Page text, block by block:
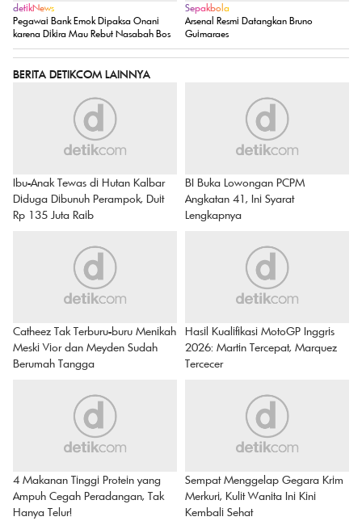
detikNews
Pegawai Bank Emok Dipaksa Onani
karena Dikira Mau Rebut Nasabah Bos
Sepakbola
Arsenal Resmi Datangkan Bruno
Guimaraes
BERITA DETIKCOM LAINNYA
Ibu-Anak Tewas di Hutan Kalbar
Diduga Dibunuh Perampok, Duit
Rp 135 Juta Raib
BI Buka Lowongan PCPM
Angkatan 41, Ini Syarat
Lengkapnya
Catheez Tak Terburu-buru Menikah
Meski Vior dan Meyden Sudah
Berumah Tangga
Hasil Kualifikasi MotoGP Inggris
2026: Martin Tercepat, Marquez
Tercecer
4 Makanan Tinggi Protein yang
Ampuh Cegah Peradangan, Tak
Hanya Telur!
Sempat Menggelap Gegara Krim
Merkuri, Kulit Wanita Ini Kini
Kembali Sehat